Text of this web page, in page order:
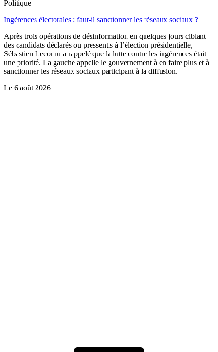
Politique
Ingérences électorales : faut-il sanctionner les réseaux sociaux ?
Après trois opérations de désinformation en quelques jours ciblant
des candidats déclarés ou pressentis à l’élection présidentielle,
Sébastien Lecornu a rappelé que la lutte contre les ingérences était
une priorité. La gauche appelle le gouvernement à en faire plus et à
sanctionner les réseaux sociaux participant à la diffusion.
Le 6 août 2026